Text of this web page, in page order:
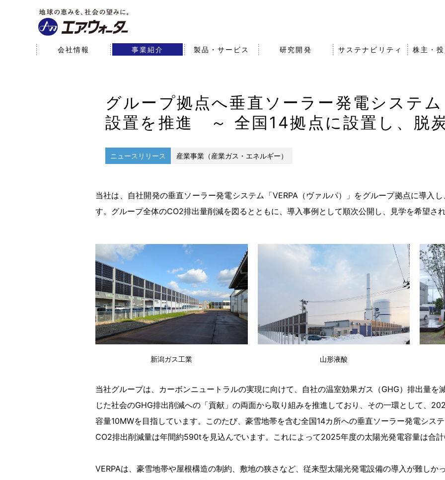
グループ拠点へ垂直ソーラー発電システ
設置を推進 ～ 全国14拠点に設置し、脱
ニュースリリース 産業事業（産業ガス・エネルギー）
当社は、自社開発の垂直ソーラー発電システム「VERPA（ヴァルパ）」をグループ拠点に導入
す。グループ全体のCO2排出量削減を図るとともに、導入事例として順次公開し、見学を希望さ
新潟ガス工業 山形液酸
当社グループは、カーボンニュートラルの実現に向けて、自社の温室効果ガス（GHG）排出量を
じた社会のGHG排出削減への「貢献」の両面から取り組みを推進しており、その一環として、
容量10MWを目指しています。このたび、豪雪地帯を含む全国14カ所への垂直ソーラー発電シス
CO2排出削減量は年間約590tを見込んでいます。これによって2025年度の太陽光発電容量は合
VERPAは、豪雪地帯や屋根構造の制約、敷地の狭さなど、従来型太陽光発電設備の導入が難しか
基本情報
役員一覧
沿革・歴史
組織図
事業拠点
グループ
会社情報
産業事業（産業ガス・エネ
医療事業 農業・食品事業 その他事業
事業紹介 製品・サービス
研究開発への取り組み 研究開発体制 知的財産戦略 オープン
研究開発
サステナブルビジョン
環境
社会
サステナビリティ
財務データ 株式・社債情報 IRライブ
株主・